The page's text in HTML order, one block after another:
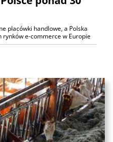
placówki handlowe, a Polska
rynków e-commerce w Europie